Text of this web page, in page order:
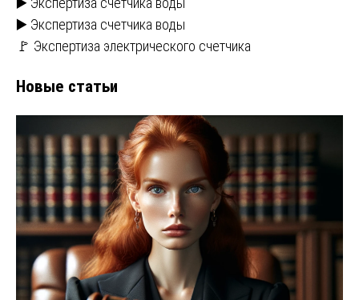
▶️ Экспертиза счетчика воды
🚩 Экспертиза электрического счетчика
Новые статьи